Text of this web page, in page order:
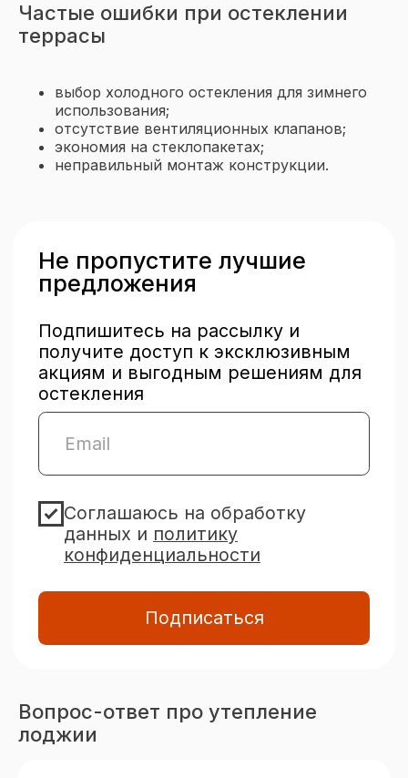
Частые ошибки при остеклении
террасы
выбор холодного остекления для зимнего
использования;
отсутствие вентиляционных клапанов;
экономия на стеклопакетах;
неправильный монтаж конструкции.
Вопрос-ответ про утепление
лоджии
проект
Add file
Ознакомлен(а) сполитикой
обработки персональных
данныхи даю согласие на
обработку персональных данных
okna-idea72@yandex.ru
Тюмень,